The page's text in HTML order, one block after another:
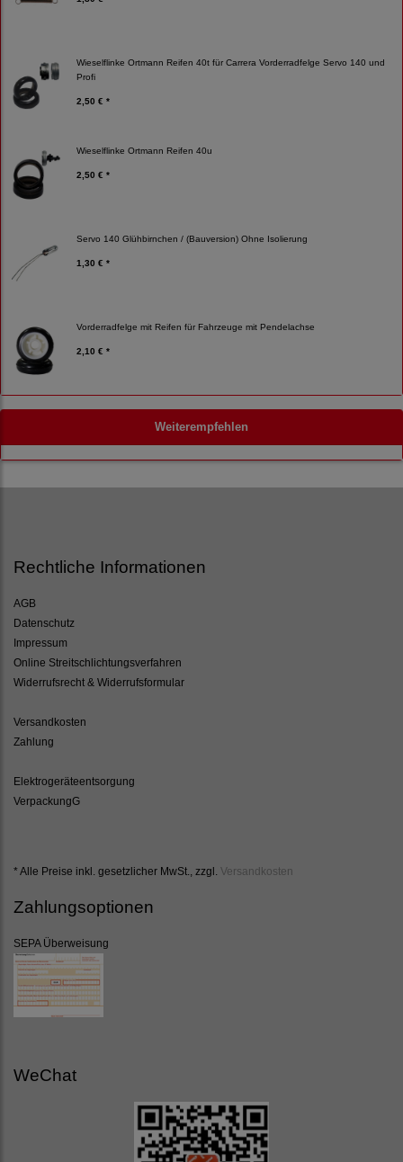
Wieselflinke Ortmann Reifen 40t für Carrera Vorderradfelge Servo 140 und
Profi
2,50 € *
Wieselflinke Ortmann Reifen 40u
2,50 € *
Servo 140 Glühbirnchen / (Bauversion) Ohne Isolierung
1,30 € *
Vorderradfelge mit Reifen für Fahrzeuge mit Pendelachse
2,10 € *
Weiterempfehlen
Rechtliche Informationen
AGB
Datenschutz
Impressum
Online Streitschlichtungsverfahren
Widerrufsrecht & Widerrufsformular
Versandkosten
Zahlung
Elektrogeräteentsorgung
VerpackungG
* Alle Preise inkl. gesetzlicher MwSt., zzgl. Versandkosten
Zahlungsoptionen
SEPA Überweisung
WeChat